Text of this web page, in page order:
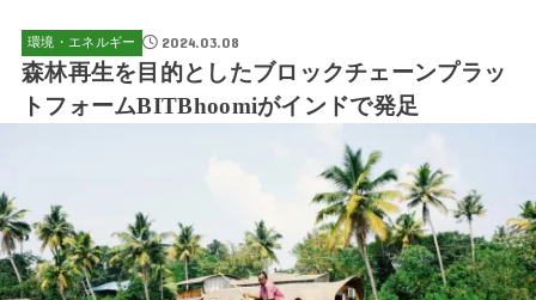
環境・エネルギー 2024.03.08
森林再生を目的としたブロックチェーンプラッ
トフォームBITBhoomiがインドで発足